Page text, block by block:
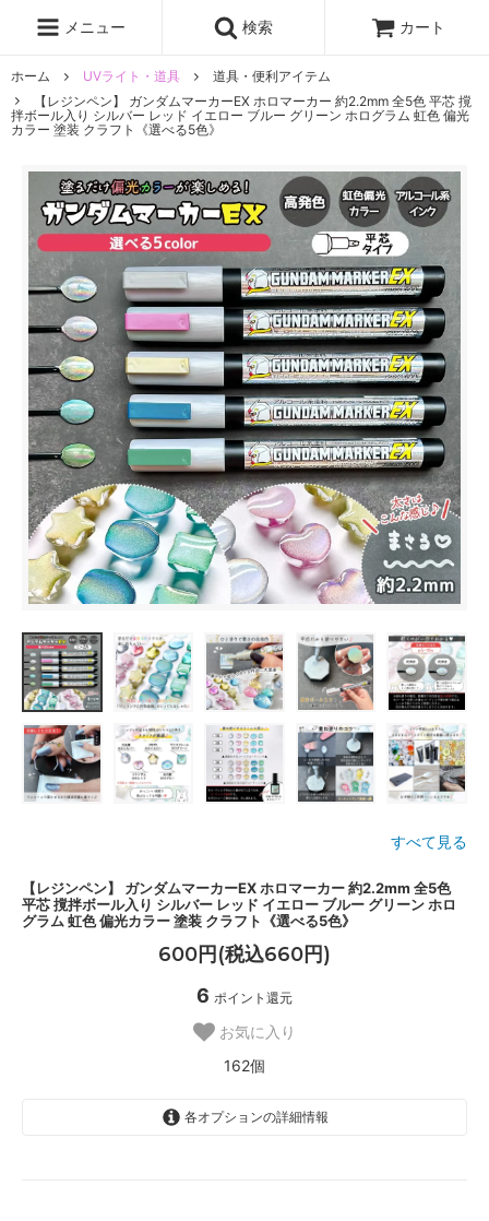
メニュー 検索 カート
ホーム UVライト・道具
道具・便利アイテム
【レジンペン】 ガンダムマーカーEX ホロマーカー 約2.2mm 全5色 平芯 撹
拌ボール入り シルバー レッド イエロー ブルー グリーン ホログラム 虹色 偏光
カラー 塗装 クラフト《選べる5色》
すべて見る
【レジンペン】 ガンダムマーカーEX ホロマーカー 約2.2mm 全5色
平芯 撹拌ボール入り シルバー レッド イエロー ブルー グリーン ホロ
グラム 虹色 偏光カラー 塗装 クラフト《選べる5色》
600円(税込660円)
6 ポイント還元
お気に入り
162個
各オプションの詳細情報